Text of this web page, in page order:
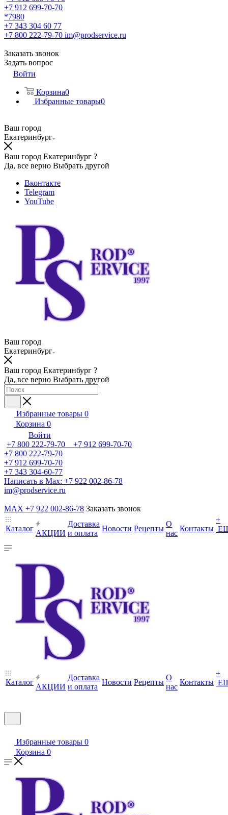
+7 912 699-70-70
*7980
+7 343 304 60 77
+7 800 222-79-70 im@prodservice.ru
Заказать звонок
Задать вопрос
Войти
Корзина0
Избранные товары0
Ваш город
Екатеринбург
Ваш город Екатеринбург ?
Да, все верно Выбрать другой
Вконтакте
Telegram
YouTube
Ваш город
Екатеринбург
Ваш город Екатеринбург ?
Да, все верно Выбрать другой
Избранные товары 0
Корзина 0
Войти
+7 800 222-79-70 +7 912 699-70-70
+7 800 222-79-70
+7 912 699-70-70
+7 343 304-60-77
Написать в Max: +7 922 002-86-78
im@prodservice.ru
MAX +7 922 002-86-78 Заказать звонок
Каталог
АКЦИИ
Доставка
и оплата
Новости Рецепты
О
нас
Контакты
+
Каталог
АКЦИИ
Доставка
и оплата
Новости Рецепты
О
нас
Контакты
+
Избранные товары 0
Корзина 0